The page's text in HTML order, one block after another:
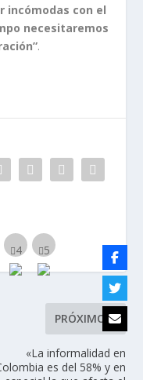
incómodas con el
necesitaremos
.
PRÓXIMO
«La informalidad en
es del 58% y en